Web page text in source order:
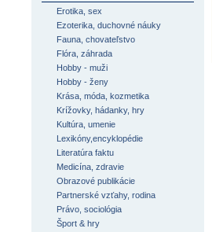
Erotika, sex
Ezoterika, duchovné náuky
Fauna, chovateľstvo
Flóra, záhrada
Hobby - muži
Hobby - ženy
Krása, móda, kozmetika
Krížovky, hádanky, hry
Kultúra, umenie
Lexikóny,encyklopédie
Literatúra faktu
Medicína, zdravie
Obrazové publikácie
Partnerské vzťahy, rodina
Právo, sociológia
Šport & hry